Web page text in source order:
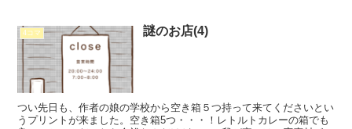
4コマ 謎のお店(4)
つい先日も、作者の娘の学校から空き箱５つ持って来てくださいとい
うプリントが来ました。空き箱5つ・・・！レトルトカレーの箱でも